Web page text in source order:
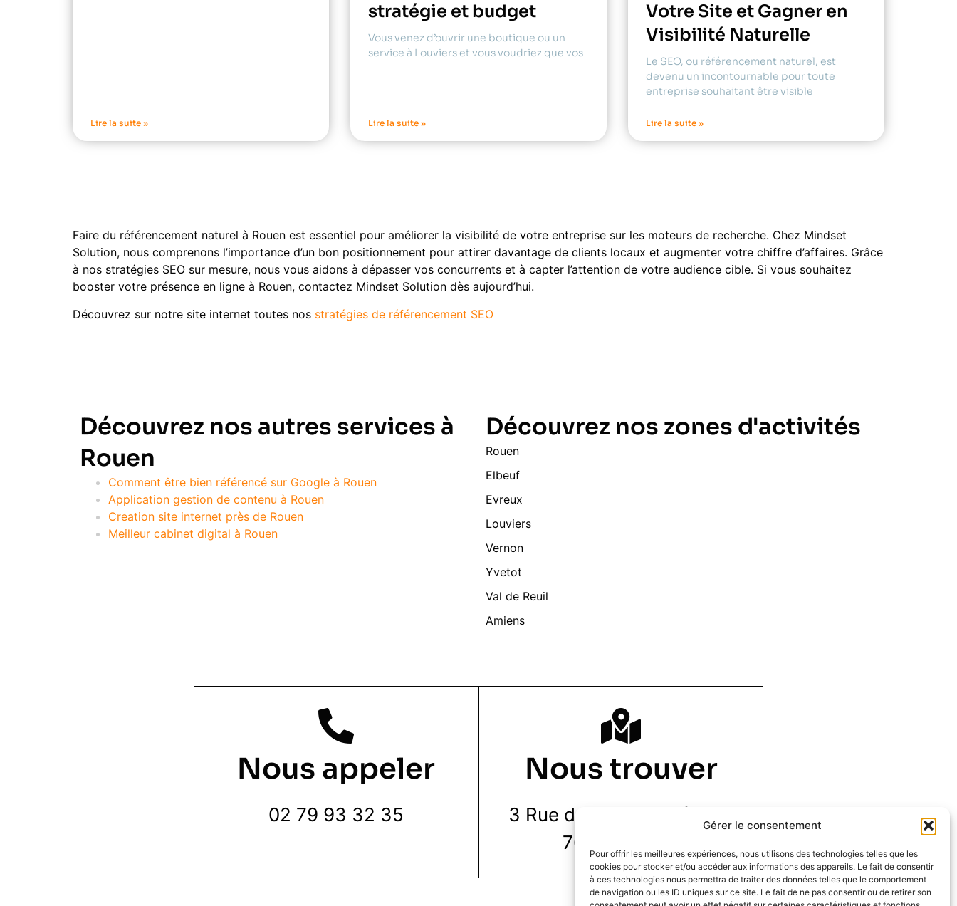
Gérer le consentement
Pour offrir les meilleures expériences, nous utilisons des technologies telles que les
cookies pour stocker et/ou accéder aux informations des appareils. Le fait de consentir
à ces technologies nous permettra de traiter des données telles que le comportement
de navigation ou les ID uniques sur ce site. Le fait de ne pas consentir ou de retirer son
Lire la suite »
stratégie et budget
Vous venez d’ouvrir une boutique ou un
service à Louviers et vous voudriez que vos
Lire la suite »
Votre Site et Gagner en
Visibilité Naturelle
Le SEO, ou référencement naturel, est
devenu un incontournable pour toute
entreprise souhaitant être visible
Lire la suite »
Faire du référencement naturel à Rouen est essentiel pour améliorer la visibilité de votre entreprise sur les moteurs de recherche. Chez Mindset
Solution, nous comprenons l’importance d’un bon positionnement pour attirer davantage de clients locaux et augmenter votre chiffre d’affaires. Grâce
à nos stratégies SEO sur mesure, nous vous aidons à dépasser vos concurrents et à capter l’attention de votre audience cible. Si vous souhaitez
booster votre présence en ligne à Rouen, contactez Mindset Solution dès aujourd’hui.
Découvrez sur notre site internet toutes nos stratégies de référencement SEO
Découvrez nos autres services à
Rouen
Comment être bien référencé sur Google à Rouen
Application gestion de contenu à Rouen
Creation site internet près de Rouen
Meilleur cabinet digital à Rouen
Découvrez nos zones d'activités
Rouen
Elbeuf
Evreux
Louviers
Vernon
Yvetot
Val de Reuil
Amiens
Nous appeler
02 79 93 32 35
Nous trouver
3 Rue de la Pie 1 er étage,
76000 Rouen